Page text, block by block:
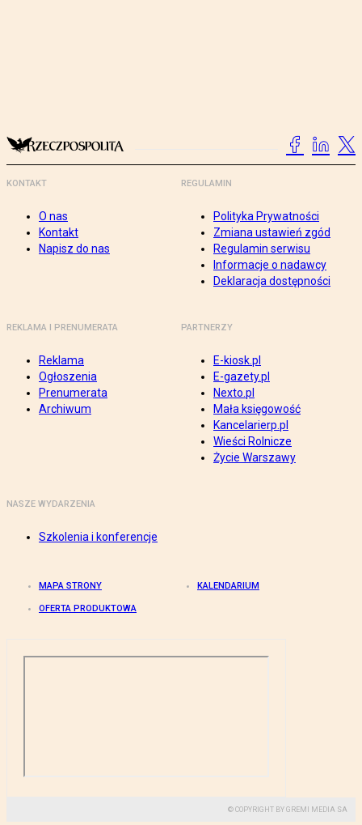
KONTAKT
O nas
Kontakt
Napisz do nas
REGULAMIN
Polityka Prywatności
Zmiana ustawień zgód
Regulamin serwisu
Informacje o nadawcy
Deklaracja dostępności
REKLAMA I PRENUMERATA
Reklama
Ogłoszenia
Prenumerata
Archiwum
PARTNERZY
E-kiosk.pl
E-gazety.pl
Nexto.pl
Mała księgowość
Kancelarierp.pl
Wieści Rolnicze
Życie Warszawy
NASZE WYDARZENIA
Szkolenia i konferencje
MAPA STRONY KALENDARIUM
OFERTA PRODUKTOWA
© COPYRIGHT BY GREMI MEDIA SA